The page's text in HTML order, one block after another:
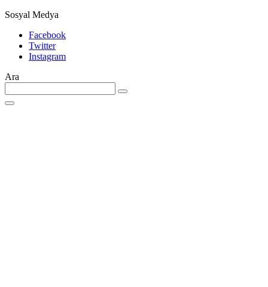
Sosyal Medya
Facebook
Twitter
Instagram
Ara